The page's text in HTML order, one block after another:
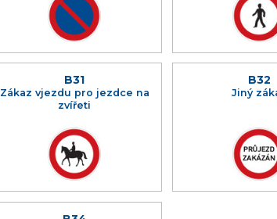
B31
Zákaz vjezdu pro jezdce na
zvířeti
B32
Jiný